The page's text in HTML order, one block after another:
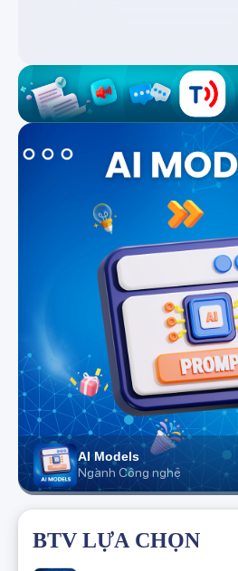
AI Models
Ngành Công nghệ
BTV LỰA CHỌN